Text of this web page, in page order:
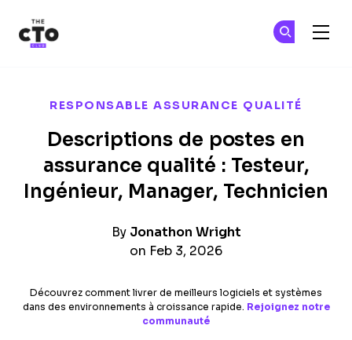
RESPONSABLE ASSURANCE QUALITÉ
Descriptions de postes en
assurance qualité : Testeur,
Ingénieur, Manager, Technicien
By Jonathon Wright
on Feb 3, 2026
Découvrez comment livrer de meilleurs logiciels et systèmes
dans des environnements à croissance rapide. Rejoignez notre
communauté